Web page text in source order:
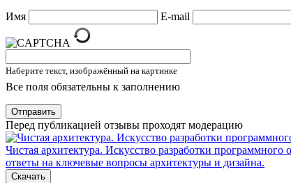
Имя E-mail
Наберите текст, изображённый на картинке
Все поля обязательны к заполнению
Отправить
Перед публикацией отзывы проходят модерацию
Чистая архитектура. Искусство разработки программного
ответы на ключевые вопросы архитектуры и дизайна.
Скачать